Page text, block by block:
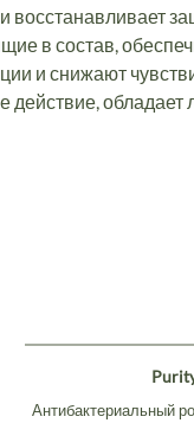
восстанавливает
в состав,
и снижают
обладает
Антибактериальный